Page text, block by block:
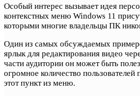
Особый интерес вызывает идея
контекстных меню Windows 11
которыми многие владельцы ПК
Один из самых обсуждаемых
ярлык для редактирования видео
части аудитории он может быть
огромное количество
этот пункт из меню.